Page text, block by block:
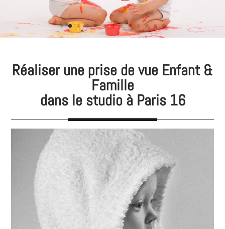
Réaliser une prise de vue Enfant &
Famille
dans le studio à Paris 16